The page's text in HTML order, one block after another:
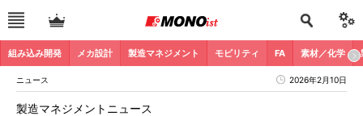
組み込み開発 メカ設計 製造マネジメント モビリティ FA 素材／化学
ニュース 2026年2月10日
製造マネジメントニュース